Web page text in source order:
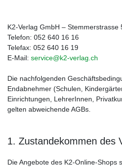
K2-Verlag GmbH – Stemmerstrasse
Telefon: 052 640 16 16
Telefax: 052 640 16 19
E-Mail: service@k2-verlag.ch
Die nachfolgenden
Endabnehmer (Schulen,
Einrichtungen, LehrerInnen,
gelten abweichende AGBs.
1. Zustandekommen des
Die Angebote des K2-Online-Shops